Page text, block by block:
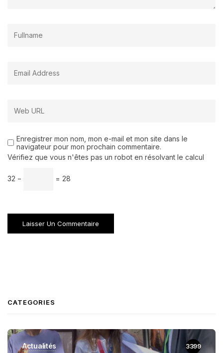
Enregistrer mon nom, mon e-mail et mon site dans le
navigateur pour mon prochain commentaire.
Vérifiez que vous n'êtes pas un robot en résolvant le calcul
32 − = 28
CATEGORIES
Actualités 3399